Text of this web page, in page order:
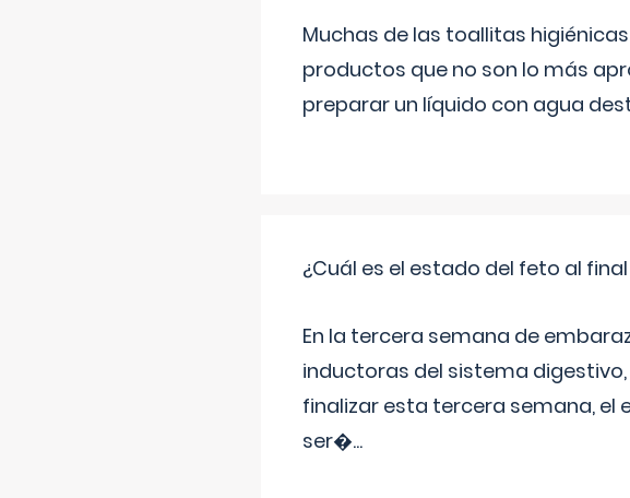
Muchas de las toallitas
productos que no son lo más
preparar un líquido con agua
¿Cuál es el estado del feto al
En la tercera semana de
inductoras del sistema
finalizar esta tercera semana, el
ser�...